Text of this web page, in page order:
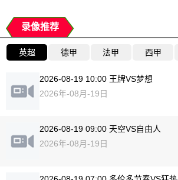
录像推荐
英超 德甲 法甲 西甲
2026-08-19 10:00 王牌VS梦想
2026年-08月-19日
2026-08-19 09:00 天空VS自由人
2026年-08月-19日